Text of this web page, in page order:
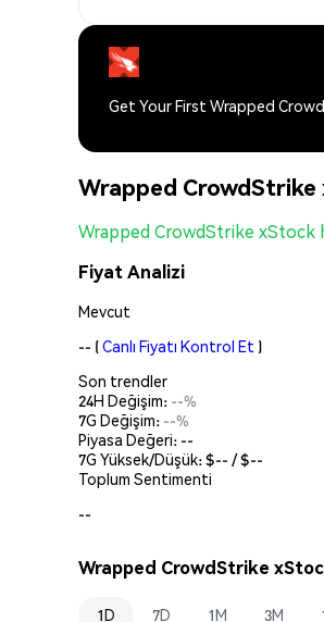
Get Your First Wrapped
Wrapped CrowdStrike
Wrapped CrowdStrike xStock
Fiyat Analizi
Mevcut
-- (Canlı Fiyatı Kontrol Et )
Son trendler
24H Değişim: --%
7G Değişim: --%
Piyasa Değeri: --
7G Yüksek/Düşük: $-- / $--
Toplum Sentimenti
--
Wrapped CrowdStrike
1D 7D 1M 3M